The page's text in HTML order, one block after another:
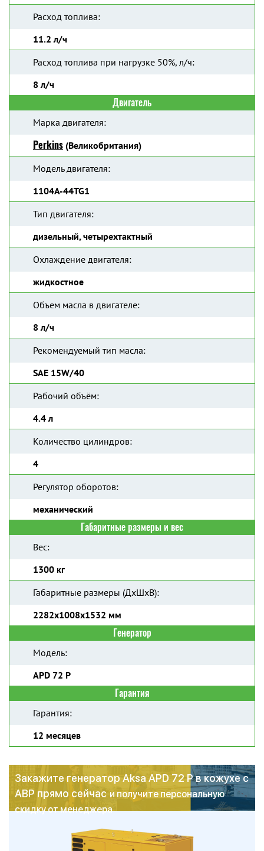
Расход топлива:
11.2 л/ч
Расход топлива при нагрузке 50%, л/ч:
8 л/ч
Двигатель
Марка двигателя:
Perkins (Великобритания)
Модель двигателя:
1104A-44TG1
Тип двигателя:
дизельный, четырехтактный
Охлаждение двигателя:
жидкостное
Объем масла в двигателе:
8 л/ч
Рекомендуемый тип масла:
SAE 15W/40
Рабочий объём:
4.4 л
Количество цилиндров:
4
Регулятор оборотов:
механический
Габаритные размеры и вес
Вес:
1300 кг
Габаритные размеры (ДхШхВ):
2282x1008x1532 мм
Генератор
Модель:
APD 72 P
Гарантия
Гарантия:
12 месяцев
Закажите генератор Aksa APD 72 P в кожухе с
АВР прямо сейчас и получите персональную
скидку от менеджера